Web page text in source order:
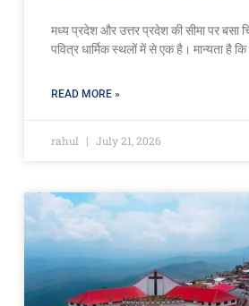
मध्य प्रदेश और उत्तर प्रदेश की सीमा पर
पवित्र धार्मिक स्थलों में से एक है। मान्यता है कि
READ MORE »
rahul July 21, 2026